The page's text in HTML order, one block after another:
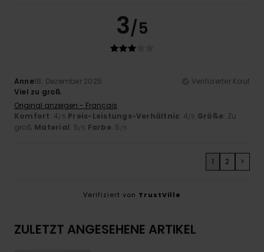
3/5
Anne18. Dezember 2025
Verifizierter Kauf
Viel zu groß
Original anzeigen - Français
Komfort: 4 /5 Preis-Leistungs-Verhältnis: 4 /5 Größe: Zu
groß Material: 5 /5 Farbe: 5 /5
1 2 >
Verifiziert von TrustVille
ZULETZT ANGESEHENE ARTIKEL